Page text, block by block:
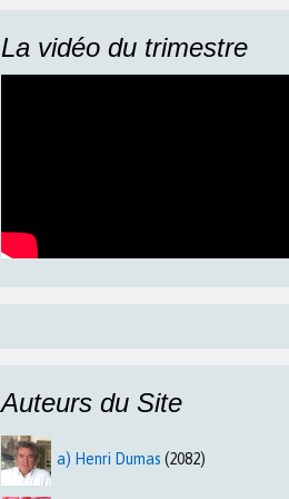
La vidéo du trimestre
Auteurs du Site
a) Henri Dumas (2082)